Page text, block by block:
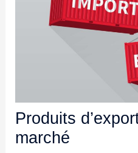
Produits
marché